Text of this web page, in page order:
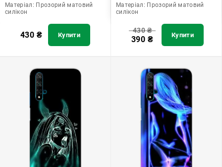
Матеріал: Прозорий матовий
силікон
430 ₴ Купити
Матеріал: Прозорий матовий
силікон
430₴
390 ₴ Купити